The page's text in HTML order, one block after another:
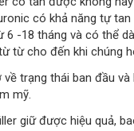
có khả năng tự
6 -18 tháng và có thể
từ cho đến khi chúng
trạng thái ban đầu
mỹ.
giữ được hiệu quả,